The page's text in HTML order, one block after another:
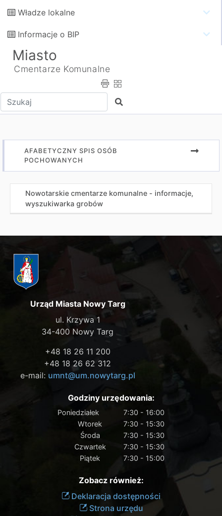
Władze lokalne
Informacje o BIP
Miasto
Cmentarze Komunalne
Wpisz tekst do wyszukania Szukaj
AFABETYCZNY SPIS OSÓB
POCHOWANYCH
Nowotarskie cmentarze komunalne - informacje,
wyszukiwarka grobów
Urząd Miasta Nowy Targ
ul. Krzywa 1
34-400 Nowy Targ
+48 18 26 11 200
+48 18 26 62 312
e-mail: umnt@um.nowytarg.pl
Godziny urzędowania:
Poniedziałek
7:30 - 16:00
Wtorek
7:30 - 15:30
Środa
7:30 - 15:30
Czwartek
7:30 - 15:30
Piątek
7:30 - 15:00
Zobacz również:
Deklaracja dostępności
Strona urzędu